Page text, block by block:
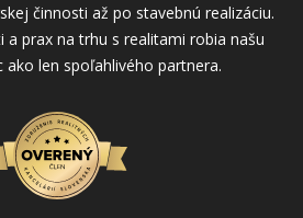
činnosti až po stavebnú realizáciu.
a prax na trhu s realitami robia našu
ako len spoľahlivého partnera.